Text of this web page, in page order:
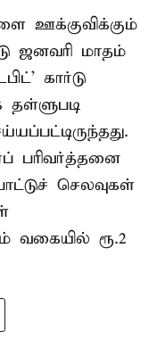
ஊக்குவிக்கும்
ஜனவரி மாதம்
கார்டு
பரிவர்த்தனை
செலவுகள்
வகையில் ரூ.2